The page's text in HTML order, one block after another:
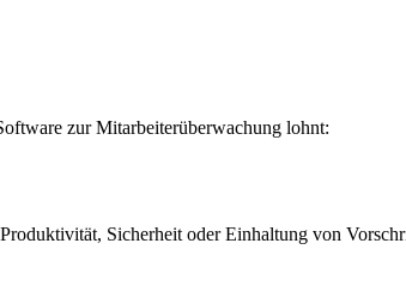
zur Mitarbeiterüberwachung lohnt:
Sicherheit oder Einhaltung von